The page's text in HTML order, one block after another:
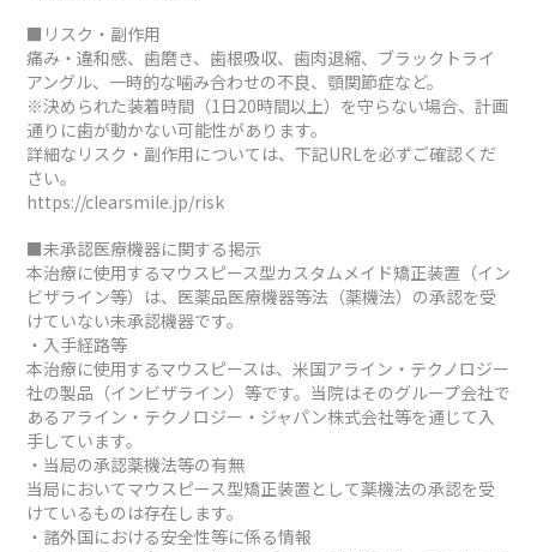
■リスク・副作用
痛み・違和感、歯磨き、歯根吸収、歯肉退縮、ブラックトライ
アングル、一時的な噛み合わせの不良、顎関節症など。
※決められた装着時間（1日20時間以上）を守らない場合、計画
通りに歯が動かない可能性があります。
詳細なリスク・副作用については、下記URLを必ずご確認くだ
さい。
https://clearsmile.jp/risk
■未承認医療機器に関する掲示
本治療に使用するマウスピース型カスタムメイド矯正装置（イン
ビザライン等）は、医薬品医療機器等法（薬機法）の承認を受
けていない未承認機器です。
・入手経路等
本治療に使用するマウスピースは、米国アライン・テクノロジー
社の製品（インビザライン）等です。当院はそのグループ会社で
あるアライン・テクノロジー・ジャパン株式会社等を通じて入
手しています。
・当局の承認薬機法等の有無
当局においてマウスピース型矯正装置として薬機法の承認を受
けているものは存在します。
・諸外国における安全性等に係る情報